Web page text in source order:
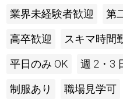
業界未経験者歓迎 第
高卒歓迎 スキマ時間
平日のみ OK 週 2・3
制服あり 職場見学可